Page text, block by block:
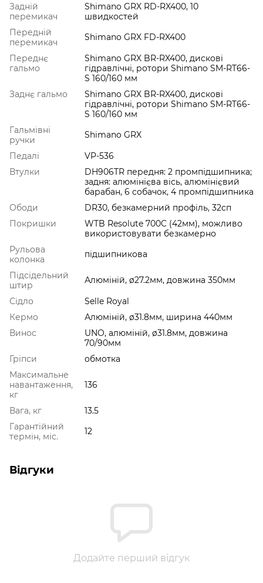
Задній
перемикач
Shimano GRX RD-RX400, 10
швидкостей
Передній
перемикач
Shimano GRX FD-RX400
Переднє
гальмо
Shimano GRX BR-RX400, дискові
гідравлічні, ротори Shimano SM-RT66-
S 160/160 мм
Заднє гальмо
Shimano GRX BR-RX400, дискові
гідравлічні, ротори Shimano SM-RT66-
S 160/160 мм
Гальмівні
ручки
Shimano GRX
Педалі
VP-536
Втулки
DH906TR передня: 2 промпідшипника;
задня: алюмінієва вісь, алюмінієвий
барабан, 6 собачок, 4 промпідшипника
Ободи
DR30, безкамерний профіль, 32сп
Покришки
WTB Resolute 700C (42мм), можливо
використовувати безкамерно
Рульова
колонка
підшипникова
Підсідельний
штир
Алюміній, ø27.2мм, довжина 350мм
Сідло
Selle Royal
Кермо
Алюміній, ø31.8мм, ширина 440мм
Винос
UNO, алюміній, ø31.8мм, довжина
70/90мм
Гріпси
обмотка
Максимальне
навантаження,
кг
136
Вага, кг
13.5
Гарантійний
термін, міс.
12
Відгуки
Додайте перший відгук